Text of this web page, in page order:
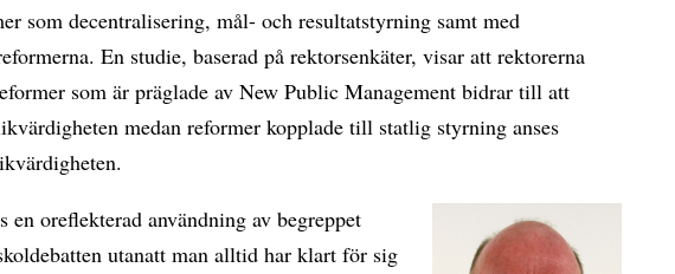
som decentralisering, mål- och resultatstyrning samt med
En studie, baserad på rektorsenkäter, visar att rektorerna
som är präglade av New Public Management bidrar till att
medan reformer kopplade till statlig styrning anses
en oreflekterad användning av begreppet
utanatt man alltid har klart för sig